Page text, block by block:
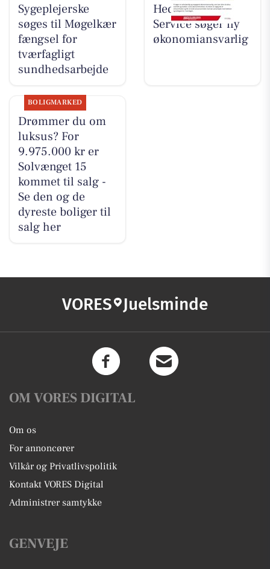
Sygeplejerske
søges til Møgelkær
fængsel for
tværfagligt
sundhedsarbejde
Hedensted VVS
Service søger ny
økonomiansvarlig
BOLIGMARKED
Drømmer du om
luksus? For
9.975.000 kr er
Solvænget 15
kommet til salg -
Se den og de
dyreste boliger til
salg her
VORES Juelsminde
OM VORES DIGITAL
Om os
For annoncører
Vilkår og Privatlivspolitik
Kontakt VORES Digital
Administrer samtykke
GENVEJE